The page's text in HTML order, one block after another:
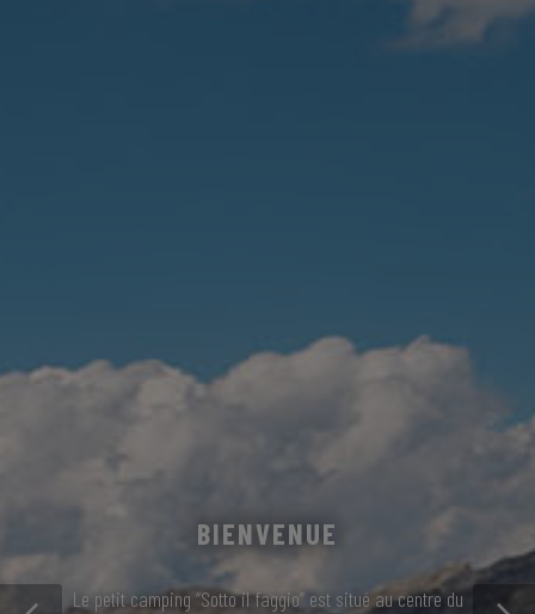
BIENVENUE
Le petit camping “Sotto il faggio” est situé au centre du